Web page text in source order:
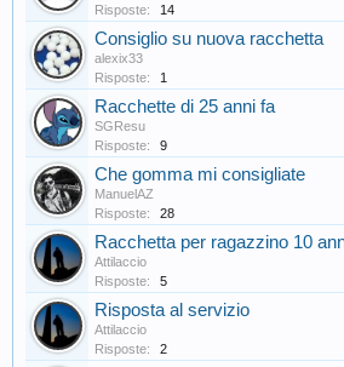
Risposte:
14
Consiglio su nuova racchetta
alexix33
Risposte:
1
Racchette di 25 anni fa
SGResu
Risposte:
9
Che gomma mi consigliate
ManuelAZ
Risposte:
28
Racchetta per ragazzino 10
Attilaccio
Risposte:
5
Risposta al servizio
Attilaccio
Risposte:
2